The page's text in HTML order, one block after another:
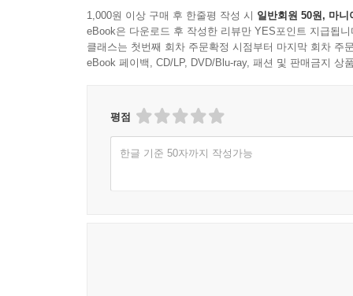
1,000원 이상 구매 후 한줄평 작성 시 일반회원 50원, 마니
eBook은 다운로드 후 작성한 리뷰만 YES포인트 지급됩니
클래스는 첫번째 회차 주문확정 시점부터 마지막 회차 주
eBook 페이백, CD/LP, DVD/Blu-ray, 패션 및 판매금지 상
평점
한글 기준 50자까지 작성가능